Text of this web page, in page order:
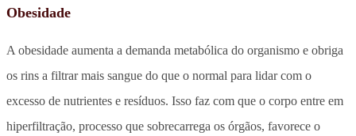
Obesidade
A obesidade aumenta a demanda metabólica do organismo e obriga
os rins a filtrar mais sangue do que o normal para lidar com o
excesso de nutrientes e resíduos. Isso faz com que o corpo entre em
hiperfiltração, processo que sobrecarrega os órgãos, favorece o